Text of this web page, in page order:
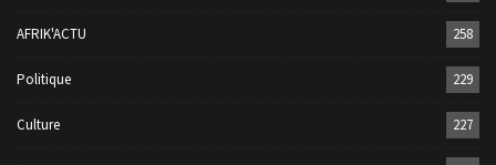
AFRIK'ACTU 258
Politique 229
Culture 227